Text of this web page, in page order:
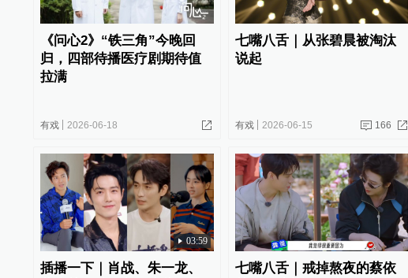
《问心2》“铁三角”今晚回
归，四部待播医疗剧期待值
拉满
有戏 2026-06-18
七嘴八舌｜从张碧晨被淘汰
说起
有戏 2026-06-15 166
03:59
插播一下｜肖战、朱一龙、
七嘴八舌｜戒掉熬夜的蔡依